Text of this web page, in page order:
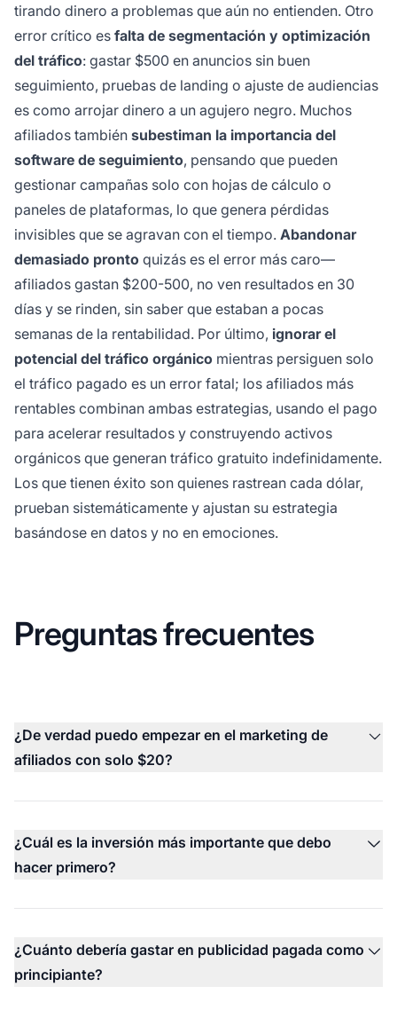
tirando dinero a problemas que aún no entienden. Otro
error crítico es falta de segmentación y optimización
del tráfico: gastar $500 en anuncios sin buen
seguimiento, pruebas de landing o ajuste de audiencias
es como arrojar dinero a un agujero negro. Muchos
afiliados también subestiman la importancia del
software de seguimiento, pensando que pueden
gestionar campañas solo con hojas de cálculo o
paneles de plataformas, lo que genera pérdidas
invisibles que se agravan con el tiempo. Abandonar
demasiado pronto quizás es el error más caro—
afiliados gastan $200-500, no ven resultados en 30
días y se rinden, sin saber que estaban a pocas
semanas de la rentabilidad. Por último, ignorar el
potencial del tráfico orgánico mientras persiguen solo
el tráfico pagado es un error fatal; los afiliados más
rentables combinan ambas estrategias, usando el pago
para acelerar resultados y construyendo activos
orgánicos que generan tráfico gratuito indefinidamente.
Los que tienen éxito son quienes rastrean cada dólar,
prueban sistemáticamente y ajustan su estrategia
basándose en datos y no en emociones.
Preguntas frecuentes
¿De verdad puedo empezar en el marketing de
afiliados con solo $20?
¿Cuál es la inversión más importante que debo
hacer primero?
¿Cuánto debería gastar en publicidad pagada como
principiante?